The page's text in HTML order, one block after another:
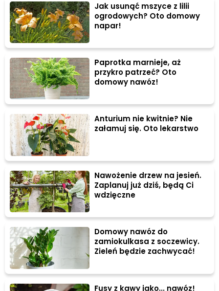
Jak usunąć mszyce z lilii
ogrodowych? Oto domowy
napar!
Paprotka marnieje, aż
przykro patrzeć? Oto
domowy nawóz!
Anturium nie kwitnie? Nie
załamuj się. Oto lekarstwo
Nawożenie drzew na jesień.
Zaplanuj już dziś, będą Ci
wdzięczne
Domowy nawóz do
zamiokulkasa z soczewicy.
Zieleń będzie zachwycać!
Fusy z kawy jako... nawóz!